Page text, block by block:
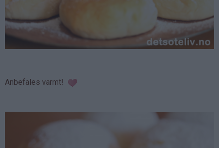
Anbefales varmt!